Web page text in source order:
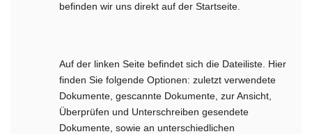
befinden wir uns direkt auf der Startseite.
Auf der linken Seite befindet sich die Dateiliste. Hier
finden Sie folgende Optionen: zuletzt verwendete
Dokumente, gescannte Dokumente, zur Ansicht,
Überprüfen und Unterschreiben gesendete
Dokumente, sowie an unterschiedlichen